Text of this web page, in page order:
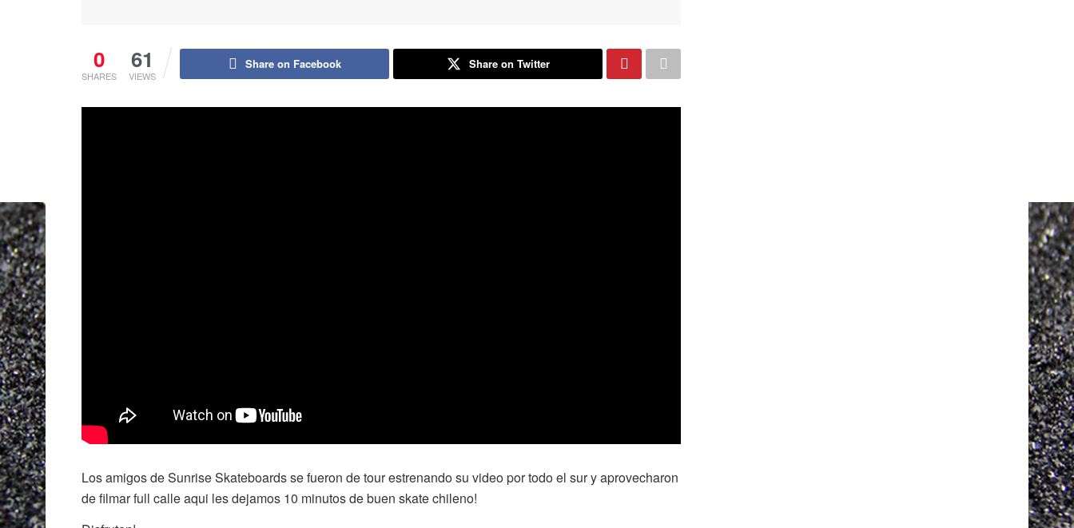
0
SHARES
61
VIEWS
Share on Facebook Share on Twitter
Los amigos de Sunrise Skateboards se fueron de tour estrenando su video por todo el sur y aprovecharon
de filmar full calle aqui les dejamos 10 minutos de buen skate chileno!